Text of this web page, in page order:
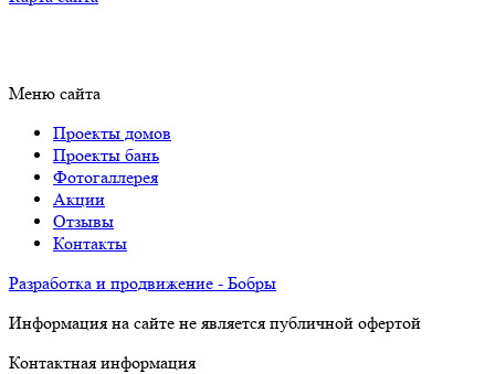
Меню сайта
Проекты домов
Проекты бань
Фотогаллерея
Акции
Отзывы
Контакты
Разработка и продвижение - Бобры
Информация на сайте не является публичной офертой
Контактная информация